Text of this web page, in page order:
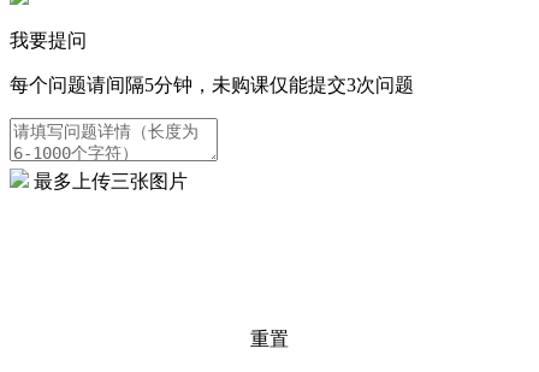
我要提问
每个问题请间隔5分钟，未购课仅能提交3次问题
最多上传三张图片
重置